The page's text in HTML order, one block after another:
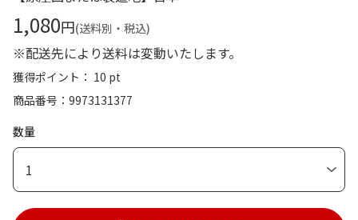
1,080円(送料別・税込)
※配送先により送料は変動いたします。
獲得ポイント： 10 pt
商品番号
9973131377
数量
1